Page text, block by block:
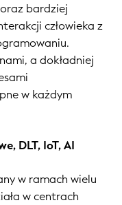
bardziej
człowieka z
a dokładniej
w każdym
DLT, IoT, AI
w ramach wielu
w centrach